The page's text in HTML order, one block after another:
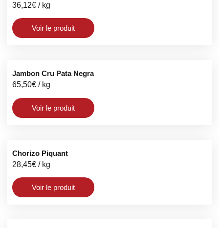
36,12€ / kg
Voir le produit
Jambon Cru Pata Negra
65,50€ / kg
Voir le produit
Chorizo Piquant
28,45€ / kg
Voir le produit